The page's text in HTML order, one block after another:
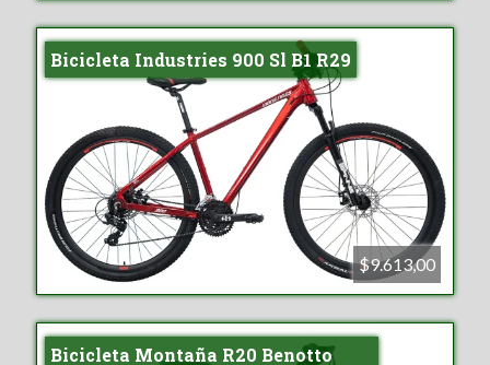
Bicicleta Industries 900 Sl B1 R29
$9.613,00
Bicicleta Montaña R20 Benotto